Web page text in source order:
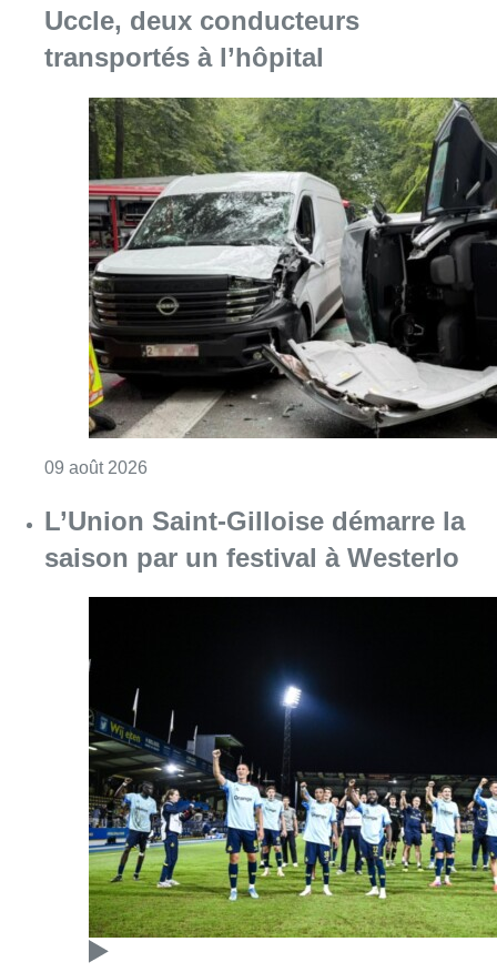
09 août 2026Consulter l'article "Collision entre trois
L’Union Saint-Gilloise démarre la
saison par un festival à Westerlo
09 août 2026 Consulter l'article "L’Union Saint-Gilloise
Deux personnes hospitalisées
après un incendie à Schaerbeek